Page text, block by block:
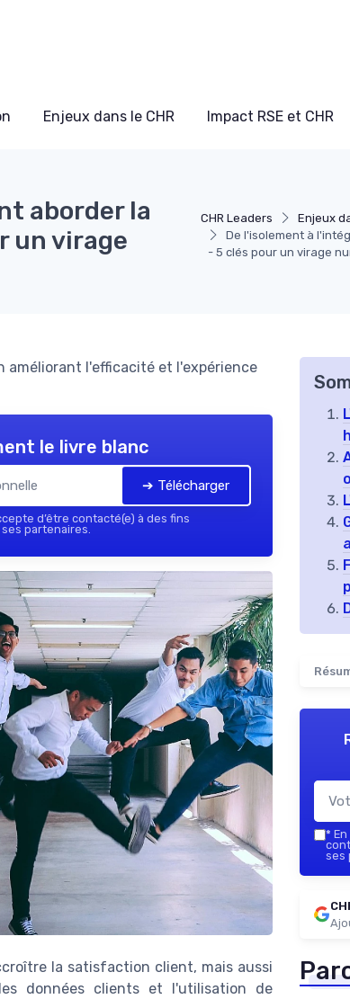
Enjeux dans le CHR Impact RSE et CHR
CHR Leaders Enjeux
De l'isolement à
- 5 clés pour un virage
aborder la
un virage
améliorant l'efficacité et l'expérience
le livre blanc
➔ Télécharger
d’être contacté(e) à des fins
partenaires.
la satisfaction client, mais aussi
données clients et l'utilisation de
*
ses